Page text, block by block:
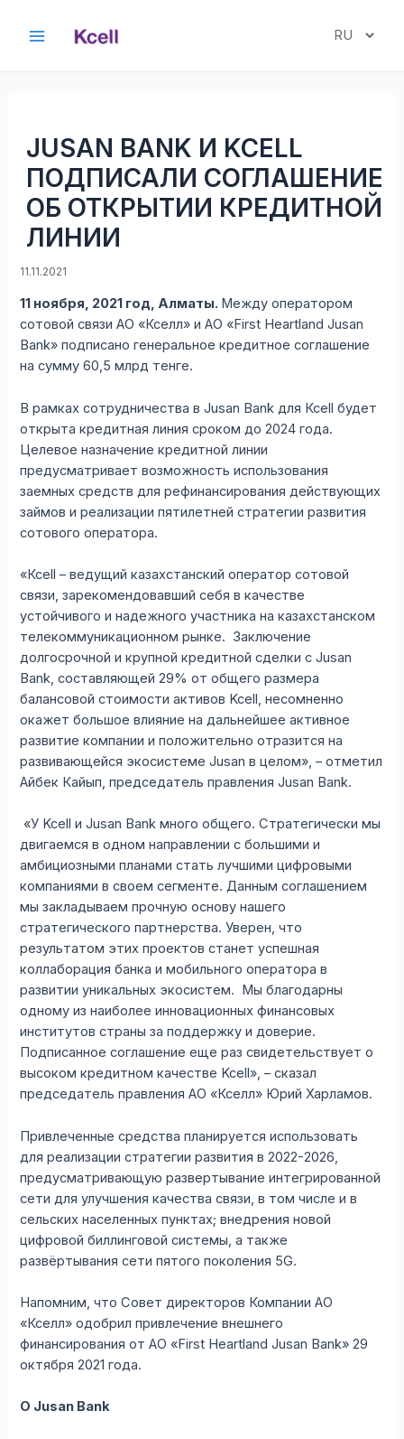
Выбрать
JUSAN BANK И KCELL
ПОДПИСАЛИ СОГЛАШЕНИЕ
ОБ ОТКРЫТИИ КРЕДИТНОЙ
ЛИНИИ
11.11.2021
11 ноября, 2021 год, Алматы. Между оператором
сотовой связи АО «Кселл» и АО «First Heartland Jusan
Bank» подписано генеральное кредитное соглашение
на сумму 60,5 млрд тенге.
В рамках сотрудничества в Jusan Bank для Ксеll будет
открыта кредитная линия сроком до 2024 года.
Целевое назначение кредитной линии
предусматривает возможность использования
заемных средств для рефинансирования действующих
займов и реализации пятилетней стратегии развития
сотового оператора.
«Ксеll – ведущий казахстанский оператор сотовой
связи, зарекомендовавший себя в качестве
устойчивого и надежного участника на казахстанском
телекоммуникационном рынке. Заключение
долгосрочной и крупной кредитной сделки с Jusan
Bank, составляющей 29% от общего размера
балансовой стоимости активов Kcell, несомненно
окажет большое влияние на дальнейшее активное
развитие компании и положительно отразится на
развивающейся экосистеме Jusan в целом», – отметил
Айбек Кайып, председатель правления Jusan Bank.
«У Kcell и Jusan Bank много общего. Стратегически мы
двигаемся в одном направлении с большими и
амбициозными планами стать лучшими цифровыми
компаниями в своем сегменте. Данным соглашением
мы закладываем прочную основу нашего
стратегического партнерства. Уверен, что
результатом этих проектов станет успешная
коллаборация банка и мобильного оператора в
развитии уникальных экосистем. Мы благодарны
одному из наиболее инновационных финансовых
институтов страны за поддержку и доверие.
Подписанное соглашение еще раз свидетельствует о
высоком кредитном качестве Kcell», – сказал
председатель правления АО «Кселл» Юрий Харламов.
Привлеченные средства планируется использовать
для реализации стратегии развития в 2022-2026,
предусматривающую развертывание интегрированной
сети для улучшения качества связи, в том числе и в
сельских населенных пунктах; внедрения новой
цифровой биллинговой системы, а также
развёртывания сети пятого поколения 5G.
Напомним, что Совет директоров Компании АО
«Кселл» одобрил привлечение внешнего
финансирования от АО «First Heartland Jusan Bank» 29
октября 2021 года.
О Jusan Bank